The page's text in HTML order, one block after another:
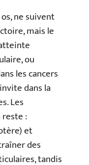
ne suivent
mais le
ou
les cancers
dans la
Les
:
et
des
tandis